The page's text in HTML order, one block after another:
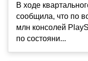
В ходе
сообщила, что по
млн консолей
по состояни...